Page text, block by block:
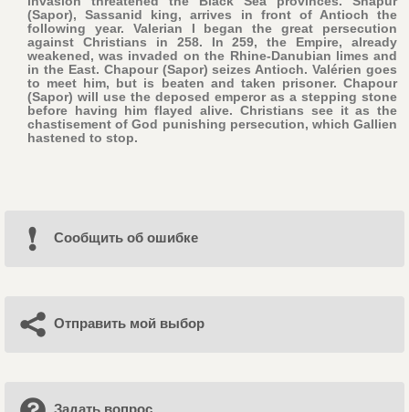
(Sapor), Sassanid king, arrives in front of Antioch the
following year. Valerian I began the great persecution
against Christians in 258. In 259, the Empire, already
weakened, was invaded on the Rhine-Danubian limes and
in the East. Chapour (Sapor) seizes Antioch. Valérien goes
to meet him, but is beaten and taken prisoner. Chapour
(Sapor) will use the deposed emperor as a stepping stone
before having him flayed alive. Christians see it as the
chastisement of God punishing persecution, which Gallien
hastened to stop.
Cообщить об ошибке
Отправить мой выбор